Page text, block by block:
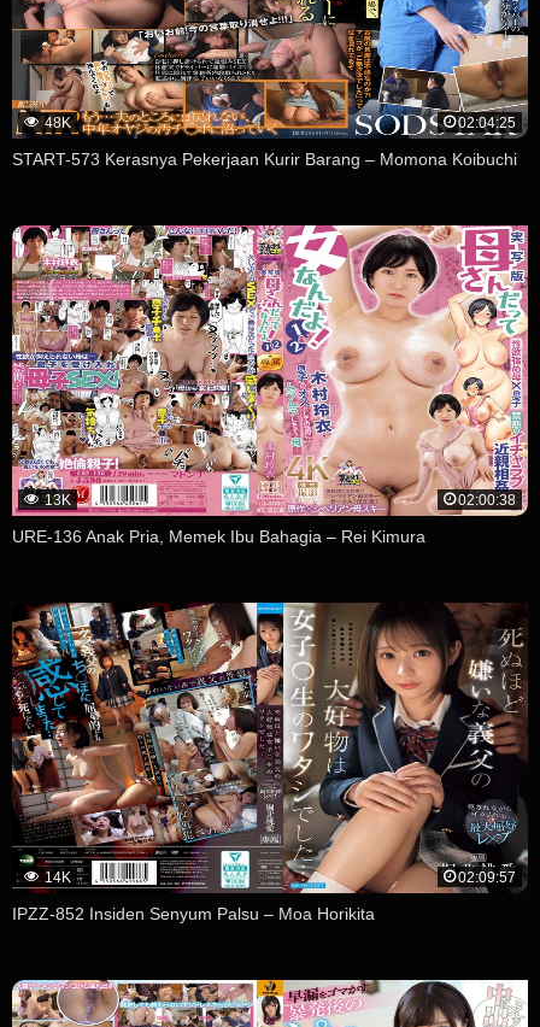
48K 02:04:25
START-573 Kerasnya Pekerjaan Kurir Barang – Momona Koibuchi
13K 02:00:38
URE-136 Anak Pria, Memek Ibu Bahagia – Rei Kimura
14K 02:09:57
IPZZ-852 Insiden Senyum Palsu – Moa Horikita